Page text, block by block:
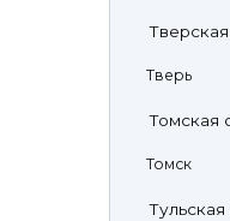
Тверь
Томская
Томск
Тульская